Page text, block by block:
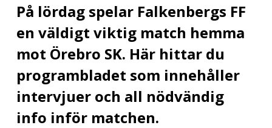
På lördag spelar Falkenbergs FF
en väldigt viktig match hemma
mot Örebro SK. Här hittar du
programbladet som innehåller
intervjuer och all nödvändig
info inför matchen.